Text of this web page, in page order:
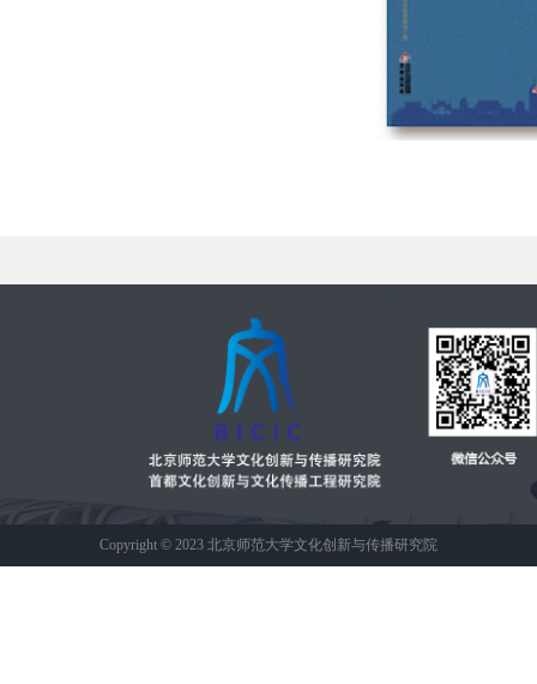
Copyright © 2023 北京师范大学文化创新与传播研究院